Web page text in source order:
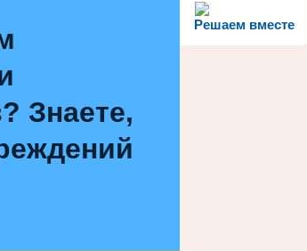
Решаем вместе
Знаете,